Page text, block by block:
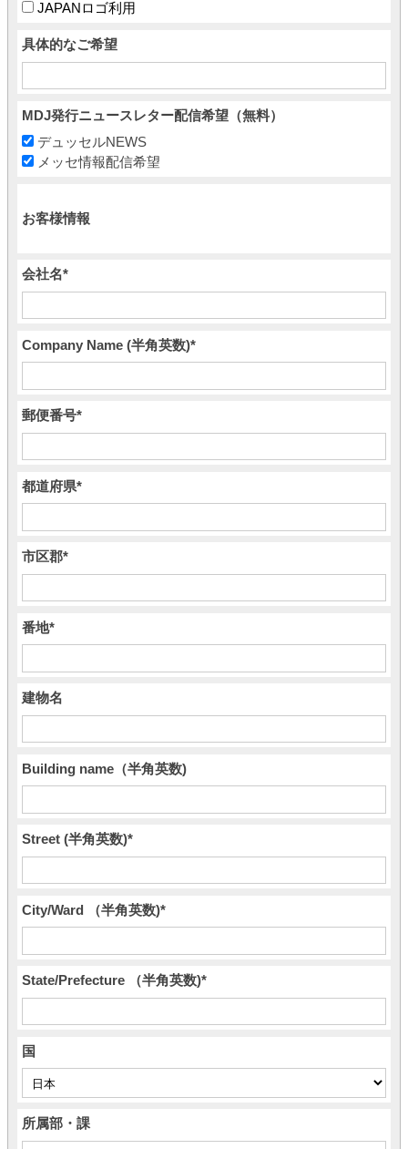
JAPANロゴ利用
具体的なご希望
MDJ発行ニュースレター配信希望（無料）
デュッセルNEWS
メッセ情報配信希望
お客様情報
会社名*
Company Name (半角英数)*
郵便番号*
都道府県*
市区郡*
番地*
建物名
Building name（半角英数)
Street (半角英数)*
City/Ward （半角英数)*
State/Prefecture （半角英数)*
国
所属部・課